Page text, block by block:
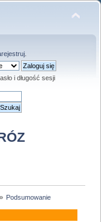
.
i długość sesji
Podsumowanie